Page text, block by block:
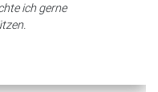
ich gerne